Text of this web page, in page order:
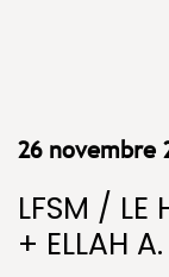
26 novembre
LFSM / LE
+ ELLAH